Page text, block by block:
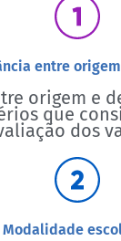
entre
origem e
que
dos
Modalidade